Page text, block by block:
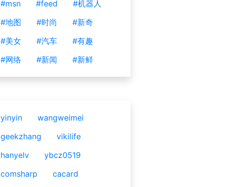
#msn
#feed
#机器人
#地图
#时尚
#新奇
#美女
#汽车
#有趣
#网络
#新闻 #新鲜
yinyin
wangweimei
geekzhang
vikilife
hanyelv
ybcz0519
comsharp
cacard